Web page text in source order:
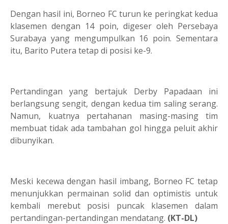
Dengan hasil ini, Borneo FC turun ke peringkat kedua
klasemen dengan 14 poin, digeser oleh Persebaya
Surabaya yang mengumpulkan 16 poin. Sementara
itu, Barito Putera tetap di posisi ke-9.
Pertandingan yang bertajuk Derby Papadaan ini
berlangsung sengit, dengan kedua tim saling serang.
Namun, kuatnya pertahanan masing-masing tim
membuat tidak ada tambahan gol hingga peluit akhir
dibunyikan.
Meski kecewa dengan hasil imbang, Borneo FC tetap
menunjukkan permainan solid dan optimistis untuk
kembali merebut posisi puncak klasemen dalam
pertandingan-pertandingan mendatang. (KT-DL)